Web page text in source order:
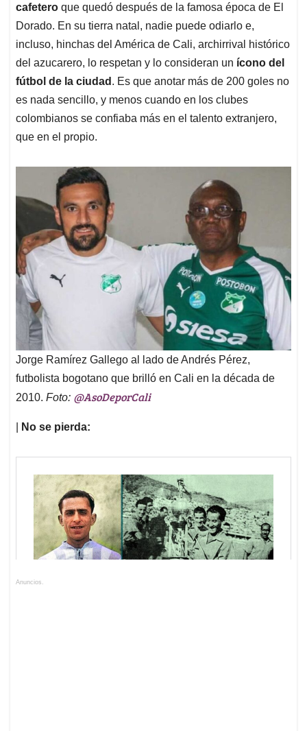
cafetero que quedó después de la famosa época de El
Dorado. En su tierra natal, nadie puede odiarlo e,
incluso, hinchas del América de Cali, archirrival histórico
del azucarero, lo respetan y lo consideran un ícono del
fútbol de la ciudad . Es que anotar más de 200 goles no
es nada sencillo, y menos cuando en los clubes
colombianos se confiaba más en el talento extranjero,
que en el propio.
Jorge Ramírez Gallego al lado de Andrés Pérez,
futbolista bogotano que brilló en Cali en la década de
2010. Foto: @AsoDeporCali
No se pierda:
Anuncios.